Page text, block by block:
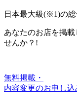
日本最大級(※1)の
あなたのお店を掲載
せんか？!
無料掲載・
内容変更のお申し込